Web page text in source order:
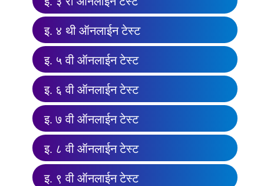
इ. ४ थी ऑनलाईन टेस्ट
इ. ५ वी ऑनलाईन टेस्ट
इ. ६ वी ऑनलाईन टेस्ट
इ. ७ वी ऑनलाईन टेस्ट
इ. ८ वी ऑनलाईन टेस्ट
इ. ९ वी ऑनलाईन टेस्ट